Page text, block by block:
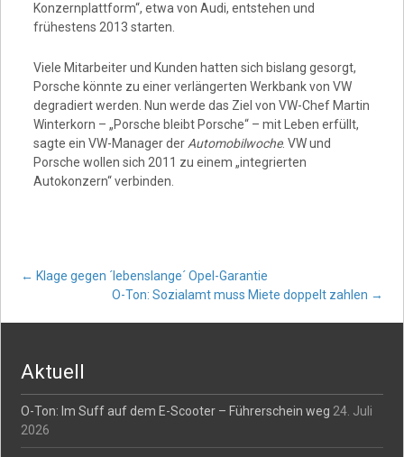
Konzernplattform“, etwa von Audi, entstehen und
frühestens 2013 starten.
Viele Mitarbeiter und Kunden hatten sich bislang gesorgt,
Porsche könnte zu einer verlängerten Werkbank von VW
degradiert werden. Nun werde das Ziel von VW-Chef Martin
Winterkorn – „Porsche bleibt Porsche“ – mit Leben erfüllt,
sagte ein VW-Manager der Automobilwoche. VW und
Porsche wollen sich 2011 zu einem „integrierten
Autokonzern“ verbinden.
Post
← Klage gegen ´lebenslange´ Opel-Garantie
O-Ton: Sozialamt muss Miete doppelt zahlen →
Aktuell
O-Ton: Im Suff auf dem E-Scooter – Führerschein weg 24. Juli
2026